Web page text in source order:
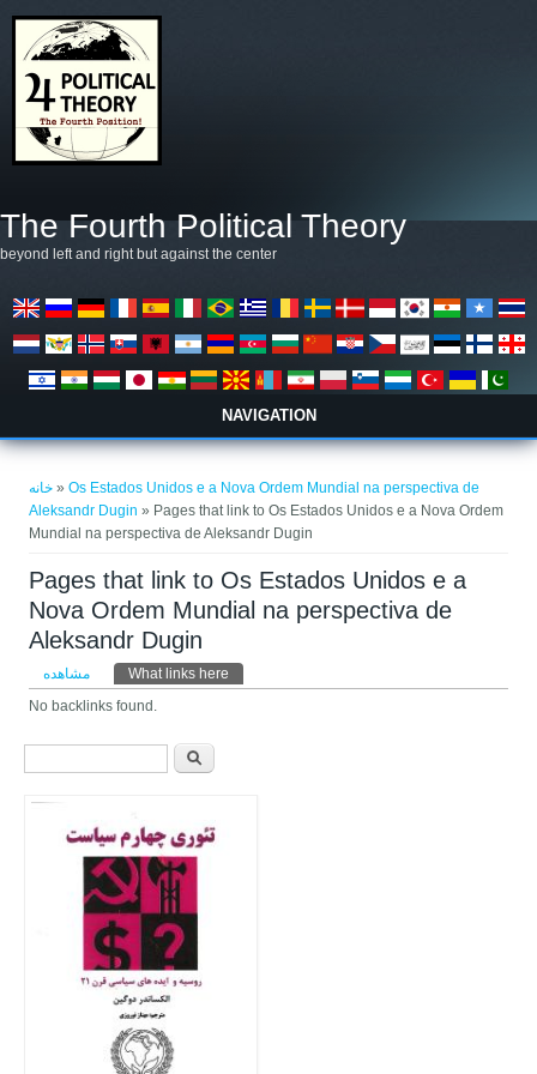
The Fourth Political Theory
beyond left and right but against the center
NAVIGATION
خانه »Os Estados Unidos e a Nova Ordem Mundial na perspectiva de
Aleksandr Dugin » Pages that link to Os Estados Unidos e a Nova Ordem
Mundial na perspectiva de Aleksandr Dugin
Pages that link to Os Estados Unidos e a
Nova Ordem Mundial na perspectiva de
Aleksandr Dugin
تب‌های اولیه
مشاهده What links here
No backlinks found.